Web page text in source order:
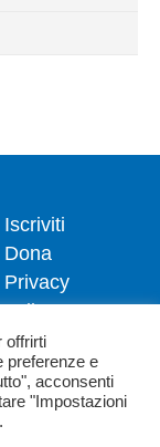
Iscriviti
Dona
Privacy
policy
Politica dei
cookie
offrirti
preferenze e
acconsenti
"Impostazioni